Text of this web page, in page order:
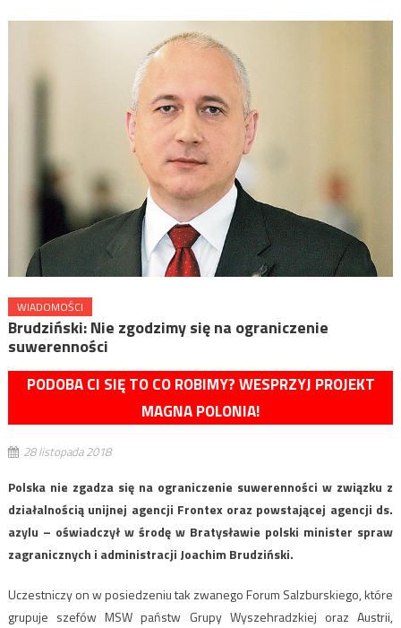
WIADOMOŚCI
Brudziński: Nie zgodzimy się na ograniczenie
suwerenności
PODOBA CI SIĘ TO CO ROBIMY? WESPRZYJ PROJEKT
MAGNA POLONIA!
28 listopada 2018
Polska nie zgadza się na ograniczenie suwerenności w związku z
działalnością unijnej agencji Frontex oraz powstającej agencji ds.
azylu – oświadczył w środę w Bratysławie polski minister spraw
zagranicznych i administracji Joachim Brudziński.
Uczestniczy on w posiedzeniu tak zwanego Forum Salzburskiego, które
grupuje szefów MSW państw Grupy Wyszehradzkiej oraz Austrii,